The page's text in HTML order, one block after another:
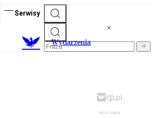
Serwisy
Wydarzenia